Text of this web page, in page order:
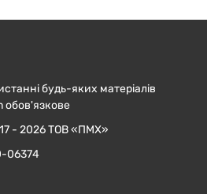
будь-яких матеріалів
обов'язкове
- 2026 ТОВ «ПМХ»
06374